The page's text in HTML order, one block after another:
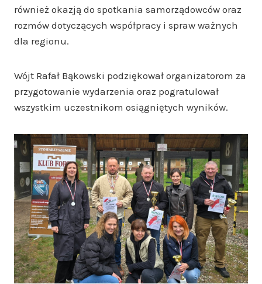
również okazją do spotkania samorządowców oraz
rozmów dotyczących współpracy i spraw ważnych
dla regionu.
Wójt Rafał Bąkowski podziękował organizatorom za
przygotowanie wydarzenia oraz pogratulował
wszystkim uczestnikom osiągniętych wyników.